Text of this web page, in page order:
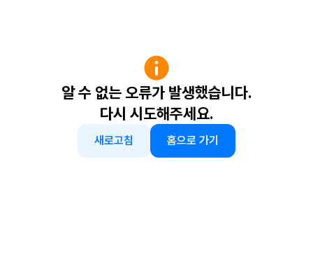
알 수 없는 오류가 발생했습니다.
다시 시도해주세요.
새로고침 홈으로 가기